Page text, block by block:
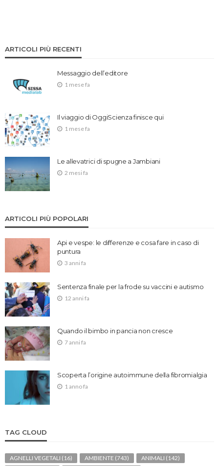
ARTICOLI PIÙ RECENTI
Messaggio dell’editore
1 mese fa
Il viaggio di OggiScienza finisce qui
1 mese fa
Le allevatrici di spugne a Jambiani
2 mesi fa
ARTICOLI PIÙ POPOLARI
Api e vespe: le differenze e cosa fare in caso di
puntura
3 anni fa
Sentenza finale per la frode su vaccini e autismo
12 anni fa
Quando il bimbo in pancia non cresce
7 anni fa
Scoperta l’origine autoimmune della fibromialgia
1 anno fa
TAG CLOUD
AGNELLI VEGETALI (16) AMBIENTE (743) ANIMALI (142)